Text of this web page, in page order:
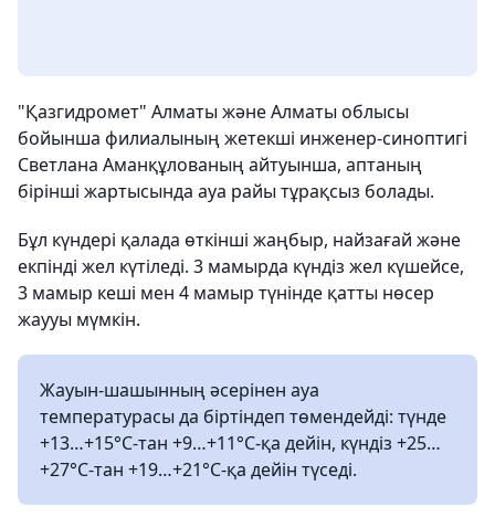
"Қазгидромет" Алматы және Алматы облысы
бойынша филиалының жетекші инженер-синоптигі
Светлана Аманқұлованың айтуынша, аптаның
бірінші жартысында ауа райы тұрақсыз болады.
Бұл күндері қалада өткінші жаңбыр, найзағай және
екпінді жел күтіледі. 3 мамырда күндіз жел күшейсе,
3 мамыр кеші мен 4 мамыр түнінде қатты нөсер
жаууы мүмкін.
Жауын-шашынның әсерінен ауа
температурасы да біртіндеп төмендейді: түнде
+13…+15°С-тан +9…+11°С-қа дейін, күндіз +25…
+27°С-тан +19…+21°С-қа дейін түседі.